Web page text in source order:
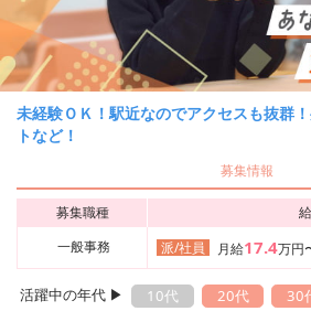
未経験ＯＫ！駅近なのでアクセスも抜群
トなど！
募集情報
募集職種
一般事務
派/社員 月給17.4万円
活躍中の年代 ▶︎ 10代 20代 30